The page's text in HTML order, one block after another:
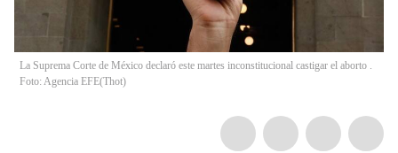
La Suprema Corte de México declaró este martes inconstitucional castigar el aborto .
Foto: Agencia EFE(Thot)